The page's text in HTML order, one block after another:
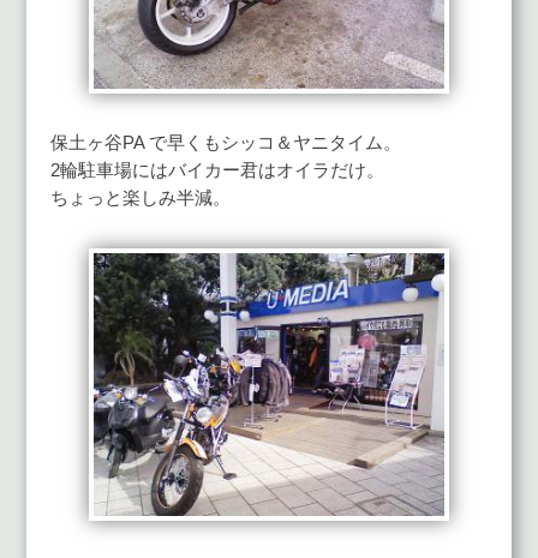
保土ヶ谷PA で早くもシッコ＆ヤニタイム。
2輪駐車場にはバイカー君はオイラだけ。
ちょっと楽しみ半減。